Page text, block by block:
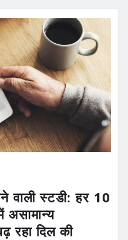
स्टडी: हर 10
असामान्य
रहा दिल की